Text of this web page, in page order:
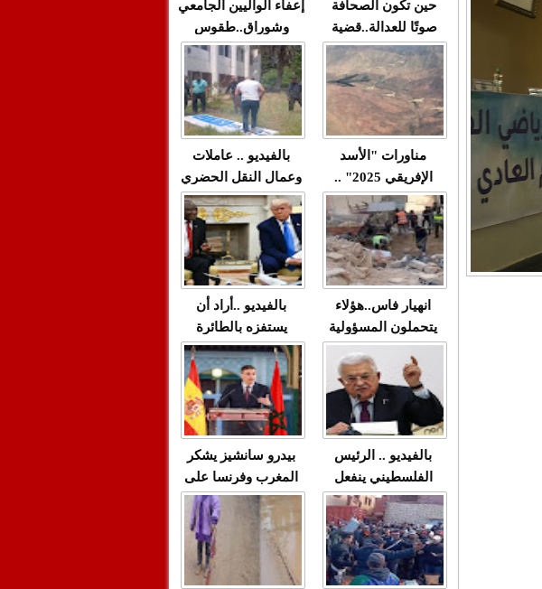
حين تكون الصحافة
صوتًا للعدالة..قضية
"مولات 88 غرزة"
مثالا(فيديو)
متابعة حميد طولست
في زمن تزداد فيه
حالات العنف ضد
النساء ويغيب فيه أحيانًا
صدى العدالة في
ردهات الم...
إعفاء الواليين الجامعي
وشوراق..طقوس
صادمة وملتمس
"الوجهاء"؟/ صمت
وزارة الداخلية؟/أين
الوزير التوفيق؟(فيديو)
بالفيديو .. عاملات
وعمال النقل الحضري
بفاس يعبرون عن
ارتياحهم بعد إنهاء عقد
شركة "سيتي باص"
مناورات "الأسد
الإفريقي 2025" ..
شاهد القاذفة النووية
في تدريب مع ثماني
مقاتلات من نوع F-16
تابعة للقوات الجوية
الملكية المغربية
بالفيديو ..أراد أن
يستفزه بالطائرة
القطرية لكن ترامب
فضحه أمام العالم
بالحجة والدليل
انهيار فاس..هؤلاء
يتحملون المسؤولية
ومآسي العمارات
العشوائية مفتوحة
بيدرو سانشيز يشكر
المغرب وفرنسا على
استعادة الكهرباء عقب
انقطاعه في شبه
الجزيرة الإيبيرية
بالفيديو .. الرئيس
الفلسطيني ينفعل
ويهاجم حماس بألفاظ
قاسية على الهواء